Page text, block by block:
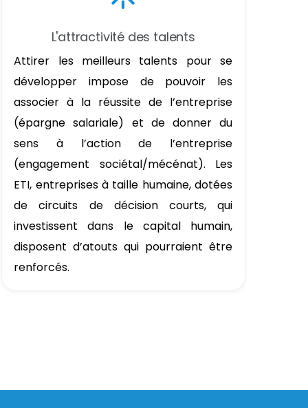
L'attractivité des talents
Attirer les meilleurs talents pour se
développer impose de pouvoir les
associer à la réussite de l’entreprise
(épargne salariale) et de donner du
sens à l’action de l’entreprise
(engagement sociétal/mécénat). Les
ETI, entreprises à taille humaine, dotées
de circuits de décision courts, qui
investissent dans le capital humain,
disposent d’atouts qui pourraient être
renforcés.